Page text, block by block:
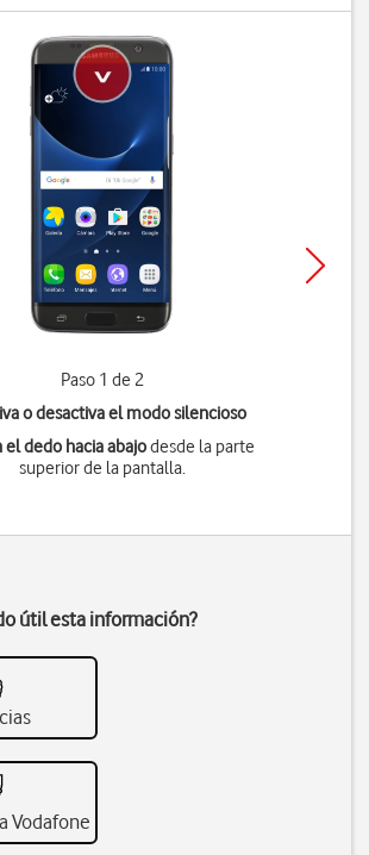
Paso 1 de 2
o desactiva el modo silencioso
el dedo hacia abajodesde la parte
superior de la pantalla.
útil esta información?
Vodafone